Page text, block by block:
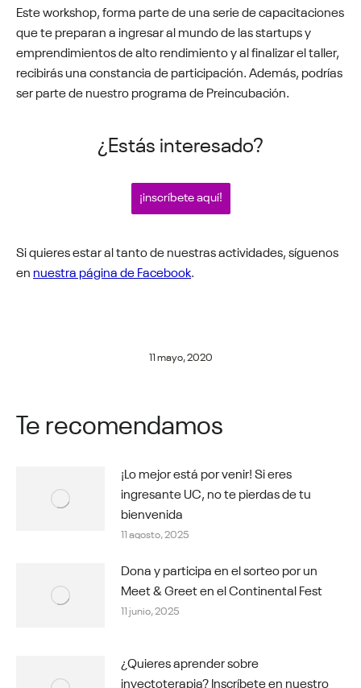
Este workshop, forma parte de una serie de capacitaciones
que te preparan a ingresar al mundo de las startups y
emprendimientos de alto rendimiento y al finalizar el taller,
recibirás una constancia de participación. Además, podrías
ser parte de nuestro programa de Preincubación.
¿Estás interesado?
¡inscríbete aquí!
Si quieres estar al tanto de nuestras actividades, síguenos
en nuestra página de Facebook.
11 mayo, 2020
Te recomendamos
¡Lo mejor está por venir! Si eres
ingresante UC, no te pierdas de tu
bienvenida
11 agosto, 2025
Dona y participa en el sorteo por un
Meet & Greet en el Continental Fest
11 junio, 2025
¿Quieres aprender sobre
inyectoterapia? Inscríbete en nuestro